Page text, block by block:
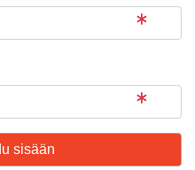
sisään